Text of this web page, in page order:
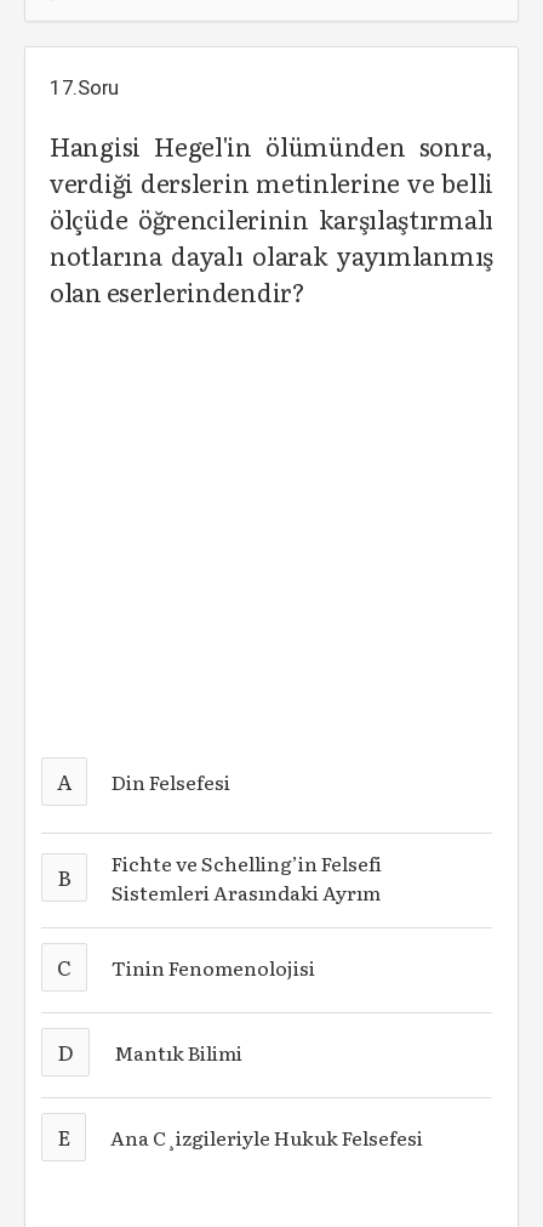
17.Soru
Hangisi Hegel'in ölümünden sonra,
verdiği derslerin metinlerine ve belli
ölçüde öğrencilerinin karşılaştırmalı
notlarına dayalı olarak yayımlanmış
olan eserlerindendir?
A Din Felsefesi
B
Fichte ve Schelling’in Felsefi
Sistemleri Arasındaki Ayrım
C Tinin Fenomenolojisi
D Mantık Bilimi
E Ana C¸izgileriyle Hukuk Felsefesi